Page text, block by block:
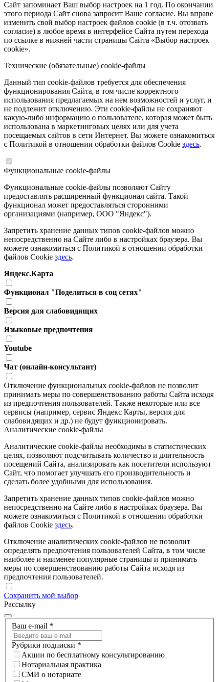
Сайт запоминает Ваш выбор настроек на 1 год. По окончании
этого периода Сайт снова запросит Ваше согласие. Вы вправе
изменить свой выбор настроек файлов cookie (в т.ч. отозвать
согласие) в любое время в интерфейсе Сайта путем перехода
по ссылке в нижней части страницы Сайта «Выбор настроек
cookie».
Технические (обязательные) cookie-файлы
Данный тип cookie-файлов требуется для обеспечения
функционирования Сайта, в том числе корректного
использования предлагаемых на нем возможностей и услуг, и
не подлежит отключению. Эти cookie-файлы не сохраняют
какую-либо информацию о пользователе, которая может быть
использована в маркетинговых целях или для учета
посещаемых сайтов в сети Интернет. Вы можете ознакомиться
с Политикой в отношении обработки файлов Cookie здесь.
Функциональные cookie-файлы
Функциональные cookie-файлы позволяют Сайту
предоставлять расширенный функционал сайта. Такой
функционал может предоставляться сторонними
организациями (например, ООО "Яндекс").
Запретить хранение данных типов cookie-файлов можно
непосредственно на Сайте либо в настройках браузера. Вы
можете ознакомиться с Политикой в отношении обработки
файлов Cookie здесь.
Яндекс.Карта
Функционал "Поделиться в соц сетях"
Версия для слабовидящих
Языковые предпочтения
Youtube
Чат (онлайн-консультант)
Отключение функциональных cookie-файлов не позволит
принимать меры по совершенствованию работы Сайта исходя
из предпочтения пользователей. Также некоторые или все
сервисы (например, сервис Яндекс Карты, версия для
слабовидящих и др.) не будут функционировать.
Аналитические cookie-файлы
Аналитические cookie-файлы необходимы в статистических
целях, позволяют подсчитывать количество и длительность
посещений Сайта, анализировать как посетители используют
Сайт, что помогает улучшать его производительность и
сделать более удобными для использования.
Запретить хранение данных типов cookie-файлов можно
непосредственно на Сайте либо в настройках браузера. Вы
можете ознакомиться с Политикой в отношении обработки
файлов Cookie здесь.
Отключение аналитических cookie-файлов не позволит
определять предпочтения пользователей Сайта, в том числе
наиболее и наименее популярные страницы и принимать
меры по совершенствованию работы Сайта исходя из
предпочтения пользователей.
Сохранить мой выбор
Рассылку
Ваш e-mail *
Рубрики подписки *
Акции по бесплатному консультированию
Нотариальная практика
СМИ о нотариате